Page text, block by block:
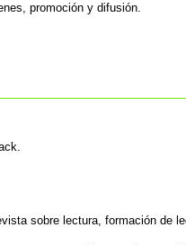
promoción y difusión.
sobre lectura, formación de